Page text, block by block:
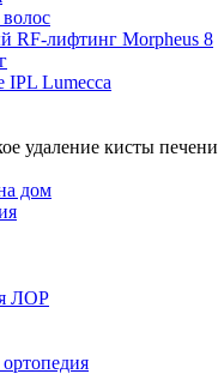
RF-лифтинг Morpheus 8
Lumecca
удаление кисты печени
дом
ЛОР